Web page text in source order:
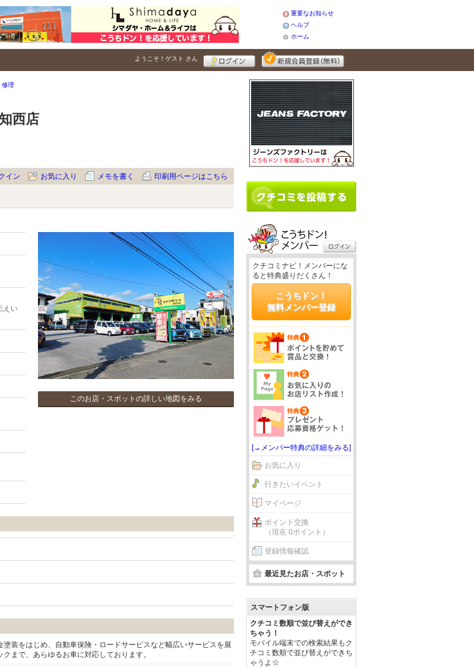
重要なお知らせ
ヘルプ
ホーム
ようこそ！ ゲスト さん
修理
西店
イン お気に入り メモを書く 印刷用ページはこちら
えい
このお店・スポットの詳しい地図をみる
装をはじめ、自動車保険・ロードサービスなど幅広いサービスを展
まで、あらゆるお車に対応しております。
クチコミナビ！メンバーにな
ると特典盛りだくさん！
こうちドン！
無料メンバー登録
[→メンバー特典の詳細をみる]
お気に入り
行きたいイベント
マイページ
ポイント交換
（現在 0ポイント）
登録情報確認
最近見たお店・スポット
スマートフォン版
クチコミ数順で並び替えができ
ちゃう！
モバイル端末での検索結果もク
チコミ数順で並び替えができち
ゃうよ☆